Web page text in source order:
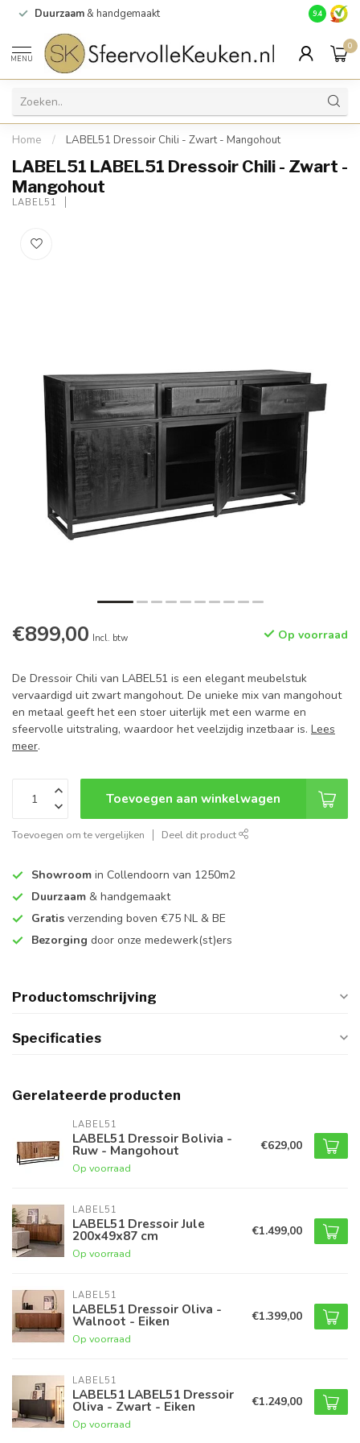
Duurzaam & handgemaakt Gratis
9.4
MENU
0
Home / LABEL51 Dressoir Chili - Zwart - Mangohout
LABEL51 LABEL51 Dressoir Chili - Zwart -
Mangohout
LABEL51
€899,00 Incl. btw Op voorraad
De Dressoir Chili van LABEL51 is een elegant meubelstuk
vervaardigd uit zwart mangohout. De unieke mix van mangohout
en metaal geeft het een stoer uiterlijk met een warme en
sfeervolle uitstraling, waardoor het veelzijdig inzetbaar is. Lees
meer.
Toevoegen aan winkelwagen
Toevoegen om te vergelijken Deel dit product
Showroom in Collendoorn van 1250m2
Duurzaam & handgemaakt
Gratis verzending boven €75 NL & BE
Bezorging door onze medewerk(st)ers
Productomschrijving
Specificaties
Gerelateerde producten
LABEL51
LABEL51 Dressoir Bolivia -
Ruw - Mangohout
Op voorraad
€629,00
LABEL51
LABEL51 Dressoir Jule
200x49x87 cm
Op voorraad
€1.499,00
LABEL51
LABEL51 Dressoir Oliva -
Walnoot - Eiken
Op voorraad
€1.399,00
LABEL51
LABEL51 LABEL51 Dressoir
Oliva - Zwart - Eiken
Op voorraad
€1.249,00